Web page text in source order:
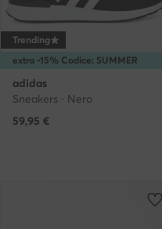
extra -15% Codice: SUMMER
Trending
adidas
Sneakers · Nero
59,95 €